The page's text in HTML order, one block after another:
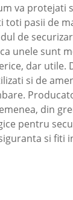
va protejati
toti pasii de
de
unele sunt
dar utile.
si de
din
pentru
si fiti